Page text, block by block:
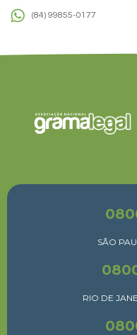
(84) 99855-0177
SÃO
RIO DE